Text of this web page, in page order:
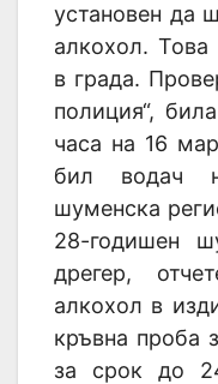
установен да
алкохол.
в града.
полиция“,
часа на 16
бил водач
шуменска
28-годишен
дрегер,
алкохол в
кръвна проба
за срок до